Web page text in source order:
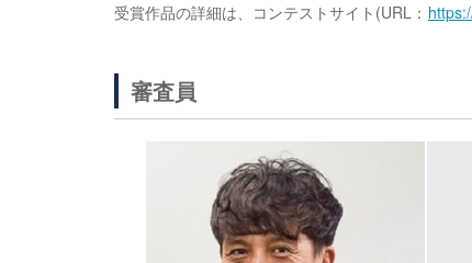
受賞作品の詳細は、コンテストサイト(URL：
審査員